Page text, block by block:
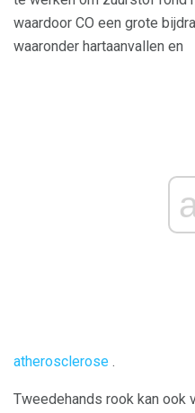
waardoor CO een grote
waaronder hartaanvallen en
atherosclerose .
Tweedehands rook kan ook